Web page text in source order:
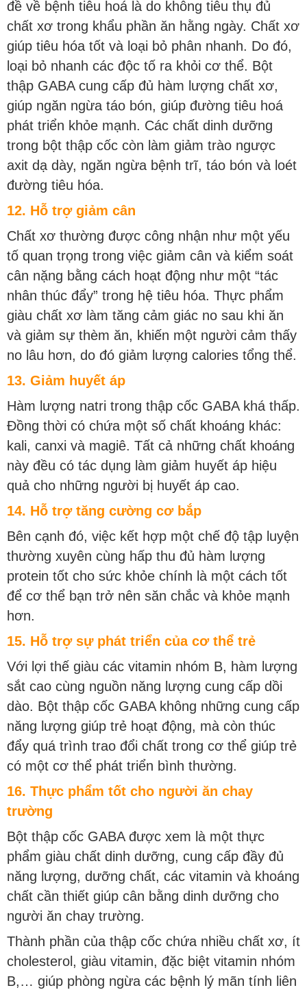
đề về bệnh tiêu hoá là do không tiêu thụ đủ
chất xơ trong khẩu phần ăn hằng ngày. Chất xơ
giúp tiêu hóa tốt và loại bỏ phân nhanh. Do đó,
loại bỏ nhanh các độc tố ra khỏi cơ thể. Bột
thập GABA cung cấp đủ hàm lượng chất xơ,
giúp ngăn ngừa táo bón, giúp đường tiêu hoá
phát triển khỏe mạnh. Các chất dinh dưỡng
trong bột thập cốc còn làm giảm trào ngược
axit dạ dày, ngăn ngừa bệnh trĩ, táo bón và loét
đường tiêu hóa.
12. Hỗ trợ giảm cân
Chất xơ thường được công nhận như một yếu
tố quan trọng trong việc giảm cân và kiểm soát
cân nặng bằng cách hoạt động như một “tác
nhân thúc đẩy” trong hệ tiêu hóa. Thực phẩm
giàu chất xơ làm tăng cảm giác no sau khi ăn
và giảm sự thèm ăn, khiến một người cảm thấy
no lâu hơn, do đó giảm lượng calories tổng thể.
13. Giảm huyết áp
Hàm lượng natri trong thập cốc GABA khá thấp.
Đồng thời có chứa một số chất khoáng khác:
kali, canxi và magiê. Tất cả những chất khoáng
này đều có tác dụng làm giảm huyết áp hiệu
quả cho những người bị huyết áp cao.
14. Hỗ trợ tăng cường cơ bắp
Bên cạnh đó, việc kết hợp một chế độ tập luyện
thường xuyên cùng hấp thu đủ hàm lượng
protein tốt cho sức khỏe chính là một cách tốt
để cơ thể bạn trở nên săn chắc và khỏe mạnh
hơn.
15. Hỗ trợ sự phát triển của cơ thể trẻ
Với lợi thế giàu các vitamin nhóm B, hàm lượng
sắt cao cùng nguồn năng lượng cung cấp dồi
dào. Bột thập cốc GABA không những cung cấp
năng lượng giúp trẻ hoạt động, mà còn thúc
đẩy quá trình trao đổi chất trong cơ thể giúp trẻ
có một cơ thể phát triển bình thường.
16. Thực phẩm tốt cho người ăn chay
trường
Bột thập cốc GABA được xem là một thực
phẩm giàu chất dinh dưỡng, cung cấp đầy đủ
năng lượng, dưỡng chất, các vitamin và khoáng
chất cần thiết giúp cân bằng dinh dưỡng cho
người ăn chay trường.
Thành phần của thập cốc chứa nhiều chất xơ, ít
cholesterol, giàu vitamin, đặc biệt vitamin nhóm
B,… giúp phòng ngừa các bệnh lý mãn tính liên